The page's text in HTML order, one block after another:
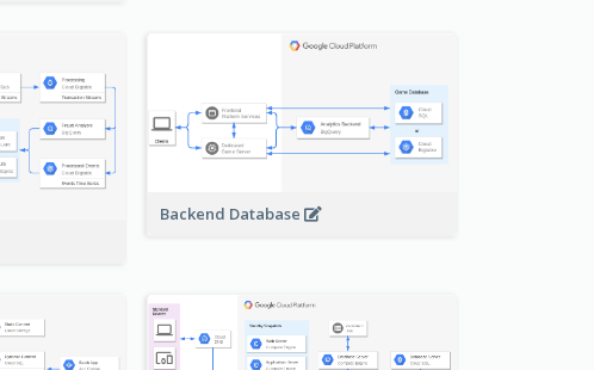
Backend Database